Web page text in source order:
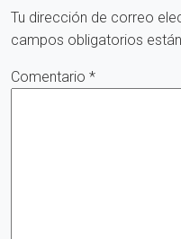
Tu dirección de correo
campos obligatorios
Comentario *